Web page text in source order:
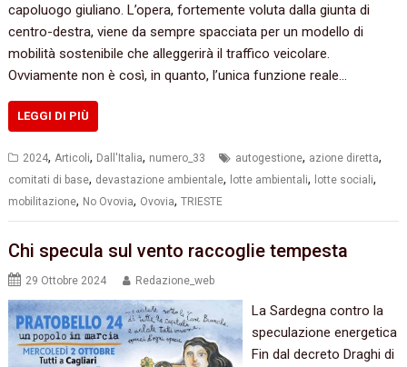
capoluogo giuliano. L’opera, fortemente voluta dalla giunta di
centro-destra, viene da sempre spacciata per un modello di
mobilità sostenibile che alleggerirà il traffico veicolare.
Ovviamente non è così, in quanto, l’unica funzione reale…
LEGGI DI PIÙ
2024, Articoli, Dall'Italia, numero_33 autogestione, azione diretta,
comitati di base, devastazione ambientale, lotte ambientali, lotte sociali,
mobilitazione, No Ovovia, Ovovia,TRIESTE
Chi specula sul vento raccoglie tempesta
29 Ottobre 2024 Redazione_web
La Sardegna contro la
speculazione energetica
Fin dal decreto Draghi di